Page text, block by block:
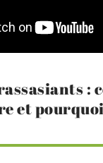
:
et